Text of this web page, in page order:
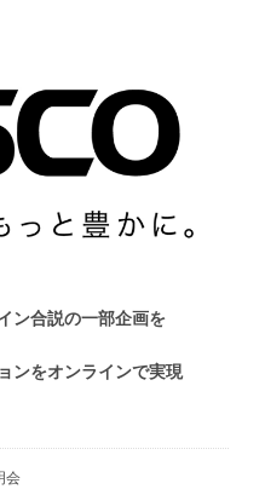
ン合説の一部企画を
ンをオンラインで実現
会